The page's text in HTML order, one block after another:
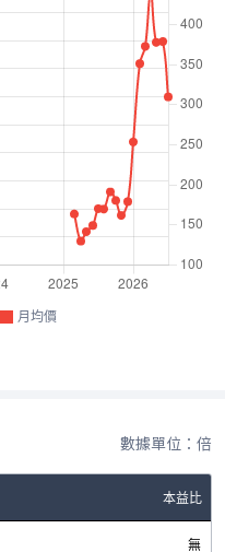
月均價
數據單位：倍
本益比
無